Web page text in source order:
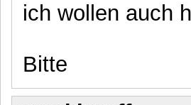
ich wollen auch
Bitte